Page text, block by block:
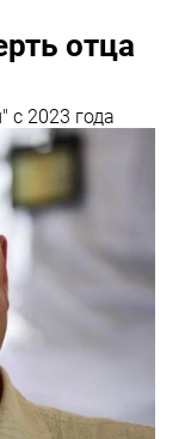
отца
с 2023 года